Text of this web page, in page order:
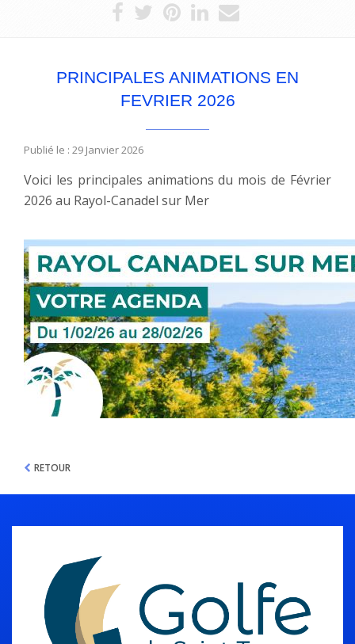
PRINCIPALES ANIMATIONS EN
FEVRIER 2026
Publié le : 29 Janvier 2026
Voici les principales animations du mois de Février
2026 au Rayol-Canadel sur Mer
RETOUR